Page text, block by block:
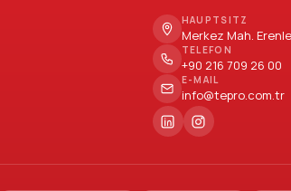
HAUPTSITZ
Merkez Mah.
TELEFON
+90 216 709 26 00
E-MAIL
info@tepro.com.tr